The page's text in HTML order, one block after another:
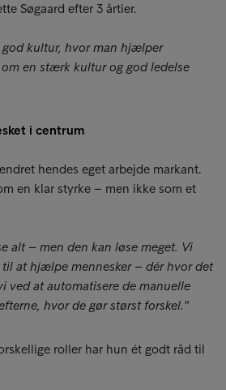
Søgaard efter 3 årtier.
kultur, hvor man hjælper
en stærk kultur og god ledelse
i centrum
hendes eget arbejde markant.
en klar styrke – men ikke som et
alt – men den kan løse meget. Vi
at hjælpe mennesker – dér hvor det
ved at automatisere de manuelle
hvor de gør størst forskel."
roller har hun ét godt råd til